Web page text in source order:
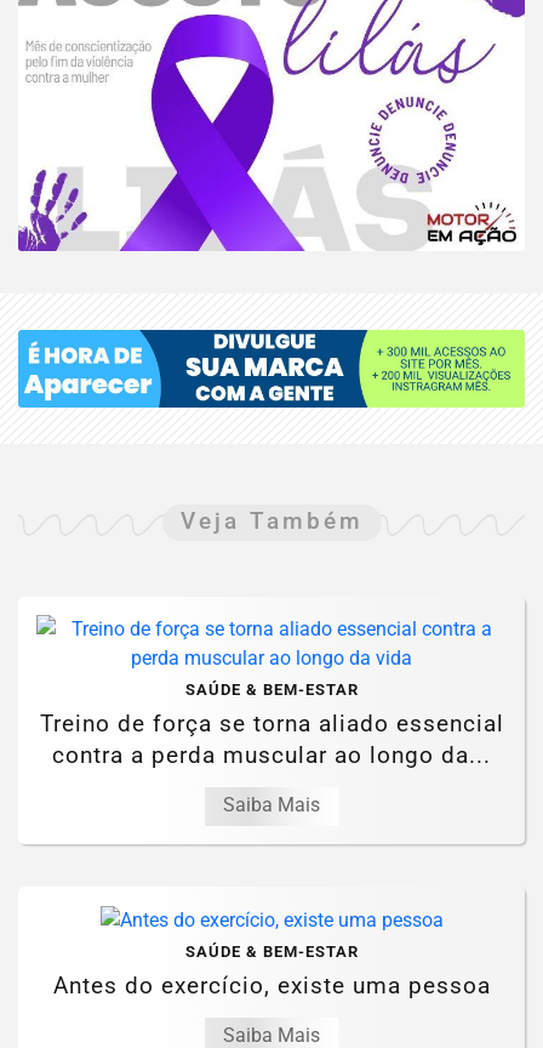
Veja Também
SAÚDE & BEM-ESTAR
Treino de força se torna aliado essencial
contra a perda muscular ao longo da...
Saiba Mais
SAÚDE & BEM-ESTAR
Antes do exercício, existe uma pessoa
Saiba Mais